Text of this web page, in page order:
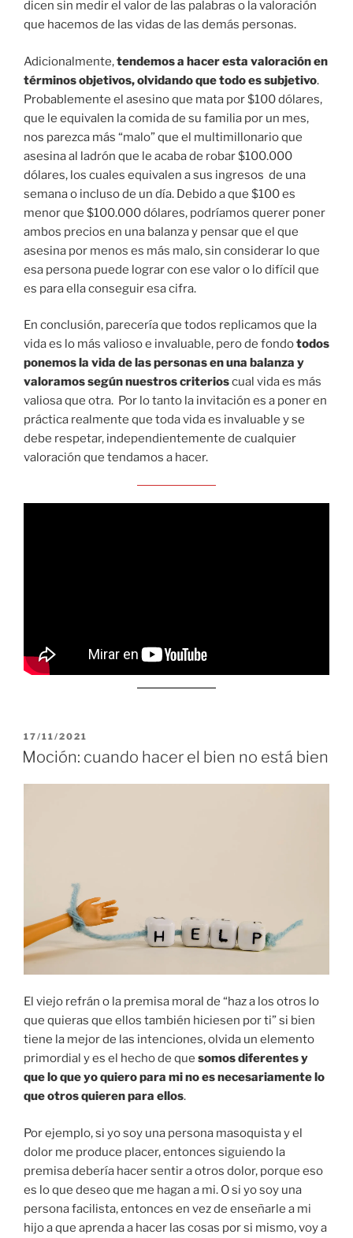
dicen sin medir el valor de las palabras o la valoración
que hacemos de las vidas de las demás personas.
Adicionalmente,tendemos a hacer esta valoración en
términos objetivos, olvidando que todo es subjetivo.
Probablemente el asesino que mata por $100 dólares,
que le equivalen la comida de su familia por un mes,
nos parezca más “malo” que el multimillonario que
asesina al ladrón que le acaba de robar $100.000
dólares, los cuales equivalen a sus ingresos de una
semana o incluso de un día. Debido a que $100 es
menor que $100.000 dólares, podríamos querer poner
ambos precios en una balanza y pensar que el que
asesina por menos es más malo, sin considerar lo que
esa persona puede lograr con ese valor o lo difícil que
es para ella conseguir esa cifra.
En conclusión, parecería que todos replicamos que la
vida es lo más valioso e invaluable, pero de fondotodos
ponemos la vida de las personas en una balanza y
valoramos según nuestros criterioscual vida es más
valiosa que otra. Por lo tanto la invitación es a poner en
práctica realmente que toda vida es invaluable y se
debe respetar, independientemente de cualquier
valoración que tendamos a hacer.
PUBLICADO
EL
17/11/2021
Moción: cuando hacer el bien no está bien
El viejo refrán o la premisa moral de “haz a los otros lo
que quieras que ellos también hiciesen por ti” si bien
tiene la mejor de las intenciones, olvida un elemento
primordial y es el hecho de que somos diferentes y
que lo que yo quiero para mi no es necesariamente lo
que otros quieren para ellos.
Por ejemplo, si yo soy una persona masoquista y el
dolor me produce placer, entonces siguiendo la
premisa debería hacer sentir a otros dolor, porque eso
es lo que deseo que me hagan a mi. O si yo soy una
persona facilista, entonces en vez de enseñarle a mi
hijo a que aprenda a hacer las cosas por si mismo, voy a